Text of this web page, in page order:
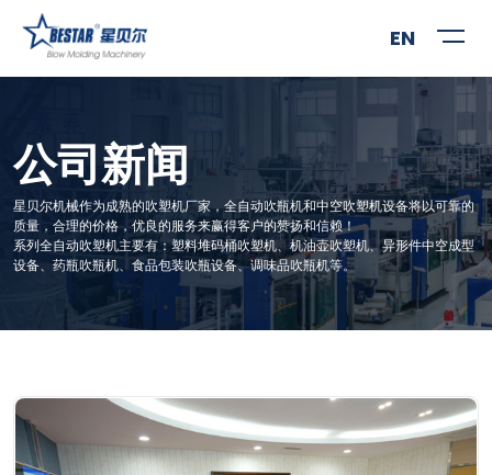
EN
公司新闻
星贝尔机械作为成熟的吹塑机厂家，全自动吹瓶机和中空吹塑机设备将以可靠的
质量，合理的价格，优良的服务来赢得客户的赞扬和信赖！
系列全自动吹塑机主要有：塑料堆码桶吹塑机、机油壶吹塑机、异形件中空成型
设备、药瓶吹瓶机、食品包装吹瓶设备、调味品吹瓶机等。